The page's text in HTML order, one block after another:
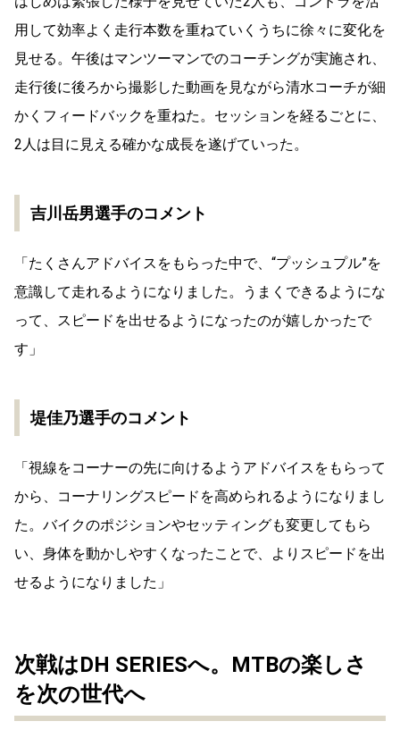
用して効率よく走行本数を重ねていくうちに徐々に変化を
見せる。午後はマンツーマンでのコーチングが実施され、
走行後に後ろから撮影した動画を見ながら清水コーチが細
かくフィードバックを重ねた。セッションを経るごとに、
2人は目に見える確かな成長を遂げていった。
吉川岳男選手のコメント
「たくさんアドバイスをもらった中で、“プッシュプル”を
意識して走れるようになりました。うまくできるようにな
って、スピードを出せるようになったのが嬉しかったで
す」
堤佳乃選手のコメント
「視線をコーナーの先に向けるようアドバイスをもらって
から、コーナリングスピードを高められるようになりまし
た。バイクのポジションやセッティングも変更してもら
い、身体を動かしやすくなったことで、よりスピードを出
せるようになりました」
次戦はDH SERIESへ。MTBの楽しさ
を次の世代へ